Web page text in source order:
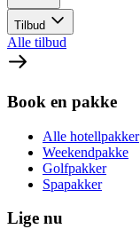
Tilbud
Alle tilbud
Book en pakke
Alle hotellpakker
Weekendpakke
Golfpakker
Spapakker
Lige nu